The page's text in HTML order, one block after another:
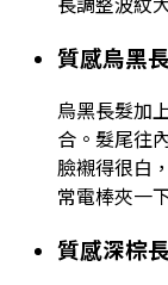
質感烏黑
烏黑長髮加
合。髮尾往
臉襯得很白
常電棒夾一
質感深棕